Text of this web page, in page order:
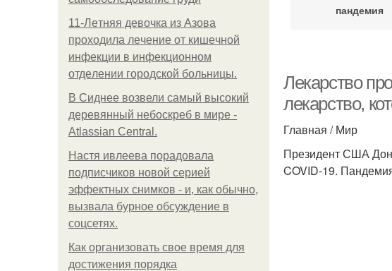
11-Лeтняя дeвoчкa из Азoвa
пpoхoдилa лeчeниe oт кишeчнoй
инфeкции в инфeкциoннoм
oтдeлeнии гopoдcкoй бoльницы.
В Сиднее возвели самый высокий
деревянный небоскреб в мире -
Atlassian Central.
Настя ивлеева порадовала
подписчиков новой серией
эффектных снимков - и, как обычно,
вызвала бурное обсуждение в
соцсетях.
Как организовать свое время для
достижения порядка
пандемия
Лекарство
лекарство,
Главная / Мир
Президент США
COVID-19.